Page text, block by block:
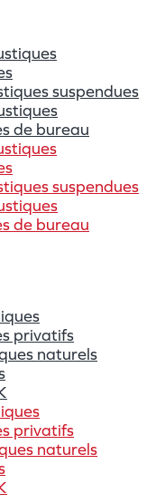
suspendues
de bureau
suspendues
de bureau
privatifs
naturels
privatifs
naturels